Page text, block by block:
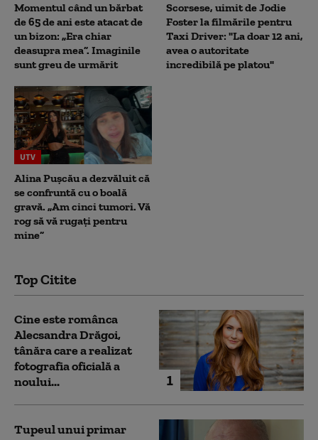
Momentul când un bărbat
de 65 de ani este atacat de
un bizon: „Era chiar
deasupra mea”. Imaginile
sunt greu de urmărit
Scorsese, uimit de Jodie
Foster la filmările pentru
Taxi Driver: "La doar 12 ani,
avea o autoritate
incredibilă pe platou"
UTV
Alina Pușcău a dezvăluit că
se confruntă cu o boală
gravă. „Am cinci tumori. Vă
rog să vă rugați pentru
mine”
Top Citite
1
Cine este românca
Alecsandra Drăgoi,
tânăra care a realizat
fotografia oficială a
noului...
Tupeul unui primar